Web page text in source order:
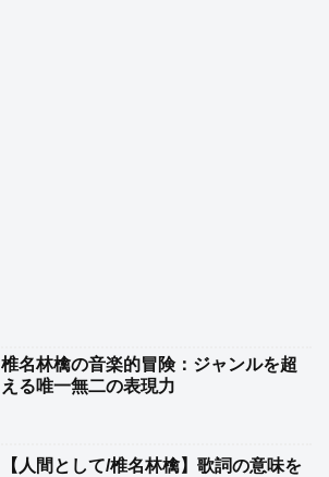
椎名林檎の音楽的冒険：ジャンルを超
える唯一無二の表現力
【人間として/椎名林檎】歌詞の意味を